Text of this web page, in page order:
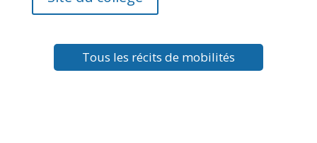
Tous les récits de mobilités